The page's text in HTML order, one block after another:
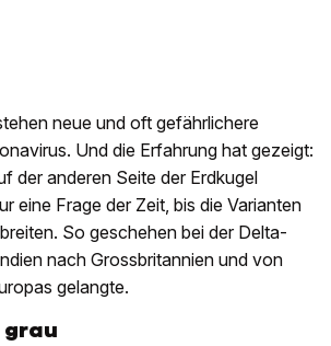
neue und oft gefährlichere
Und die Erfahrung hat gezeigt:
der anderen Seite der Erdkugel
eine Frage der Zeit, bis die Varianten
So geschehen bei der Delta-
nach Grossbritannien und von
gelangte.
grau